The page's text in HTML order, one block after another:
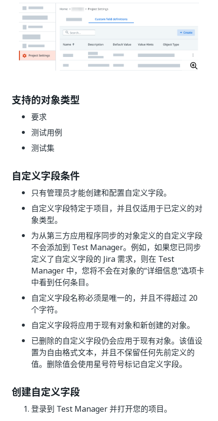
支持的对象类型
要求
测试用例
测试集
自定义字段条件
只有管理员才能创建和配置自定义字段。
自定义字段特定于项目，并且仅适用于已定义的对
象类型。
为从第三方应用程序同步的对象定义的自定义字段
不会添加到 Test Manager。例如，如果您已同步
定义了自定义字段的 Jira 需求，则在 Test
Manager 中，您将不会在对象的“详细信息”选项卡
中看到任何条目。
自定义字段名称必须是唯一的，并且不得超过 20
个字符。
自定义字段将应用于现有对象和新创建的对象。
已删除的自定义字段仍会应用于现有对象。该值设
置为自由格式文本，并且不保留任何先前定义的
值。删除值会使用星号符号标记自定义字段。
创建自定义字段
登录到 Test Manager 并打开您的项目。